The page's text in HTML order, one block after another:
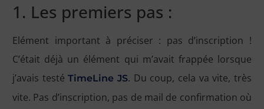
1. Les premiers pas :
Elément important à préciser : pas d’inscription !
C’était déjà un élément qui m’avait frappée lorsque
j’avais testéTimeLine JS. Du coup, cela va vite, très
vite. Pas d’inscription, pas de mail de confirmation où